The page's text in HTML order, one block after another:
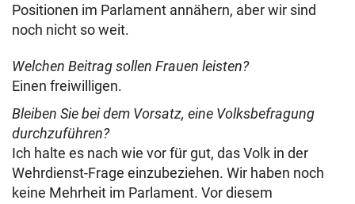
Positionen im Parlament annähern, aber wir sind
noch nicht so weit.
Welchen Beitrag sollen Frauen leisten?
Einen freiwilligen.
Bleiben Sie bei dem Vorsatz, eine Volksbefragung
durchzuführen?
Ich halte es nach wie vor für gut, das Volk in der
Wehrdienst-Frage einzubeziehen. Wir haben noch
keine Mehrheit im Parlament. Vor diesem